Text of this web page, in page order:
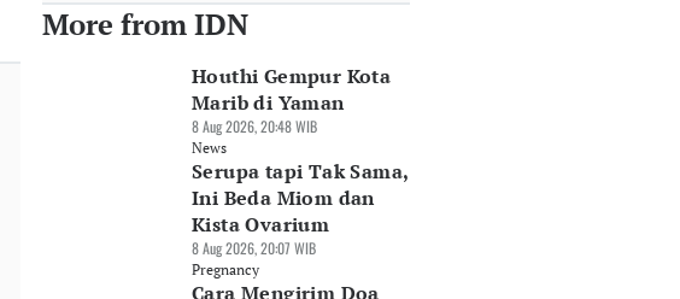
More from IDN
Houthi Gempur Kota
Marib di Yaman
8 Aug 2026, 20:48 WIB
News
Serupa tapi Tak Sama,
Ini Beda Miom dan
Kista Ovarium
8 Aug 2026, 20:07 WIB
Pregnancy
Cara Mengirim Doa